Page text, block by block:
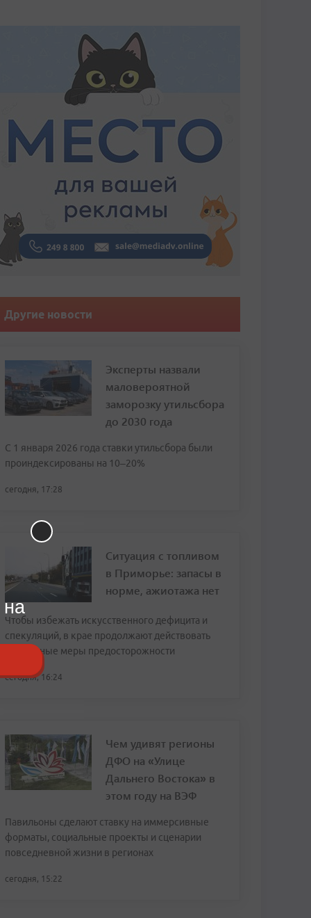
Другие новости
Эксперты назвали
маловероятной
заморозку утильсбора
до 2030 года
С 1 января 2026 года ставки утильсбора были
проиндексированы на 10–20%
сегодня, 17:28
Ситуация с топливом
в Приморье: запасы в
норме, ажиотажа нет
Чтобы избежать искусственного дефицита и
спекуляций, в крае продолжают действовать
временные меры предосторожности
сегодня, 16:24
Чем удивят регионы
ДФО на «Улице
Дальнего Востока» в
этом году на ВЭФ
Павильоны сделают ставку на иммерсивные
форматы, социальные проекты и сценарии
повседневной жизни в регионах
сегодня, 15:22